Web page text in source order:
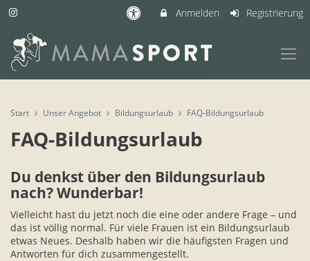
Anmelden Registrierung
Start Unser Angebot Bildungsurlaub FAQ-Bildungsurlaub
FAQ-Bildungsurlaub
Du denkst über den Bildungsurlaub
nach? Wunderbar!
Vielleicht hast du jetzt noch die eine oder andere Frage – und
das ist völlig normal. Für viele Frauen ist ein Bildungsurlaub
etwas Neues. Deshalb haben wir die häufigsten Fragen und
Antworten für dich zusammengestellt.